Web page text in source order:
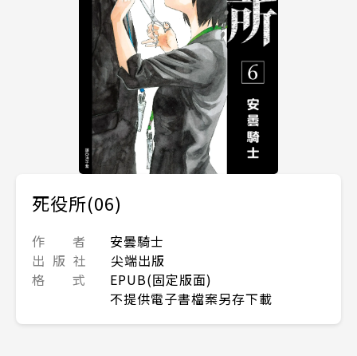
死役所(06)
作 者
安曇騎士
出 版 社
尖端出版
格 式
EPUB(固定版面)
不提供電子書檔案另存下載